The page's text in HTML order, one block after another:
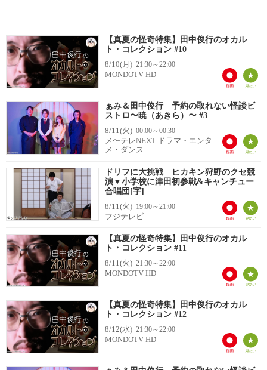
【真夏の怪奇特集】田中俊行のオカル
ト・コレクション #10
8/10(月) 21:30～22:00
MONDOTV HD
ぁみ＆田中俊行 予約の取れない怪談ビ
ストロ〜暁（あきら）〜 #3
8/11(火) 00:00～00:30
メ〜テレNEXT ドラマ・エンタ
メ・ダンス
ドリフに大挑戦 ヒカキン狩野のクセ競
演▼小学校に津田初参戦&キャンチュー
合唱団[字]
8/11(火) 19:00～21:00
フジテレビ
【真夏の怪奇特集】田中俊行のオカル
ト・コレクション #11
8/11(火) 21:30～22:00
MONDOTV HD
【真夏の怪奇特集】田中俊行のオカル
ト・コレクション #12
8/12(水) 21:30～22:00
MONDOTV HD